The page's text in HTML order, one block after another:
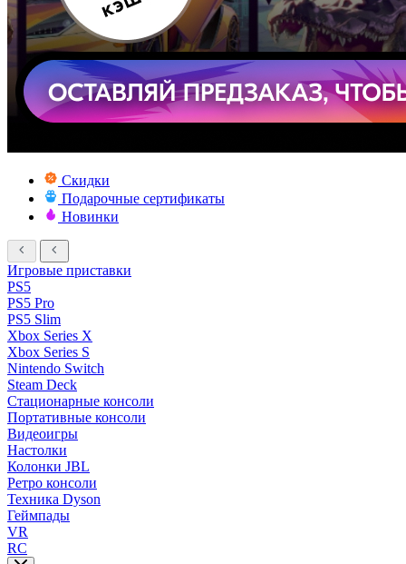
Скидки
Подарочные сертификаты
Новинки
Игровые приставки
PS5
PS5 Pro
PS5 Slim
Xbox Series X
Xbox Series S
Nintendo Switch
Steam Deck
Стационарные консоли
Портативные консоли
Видеоигры
Настолки
Колонки JBL
Ретро консоли
Техника Dyson
Геймпады
VR
RC